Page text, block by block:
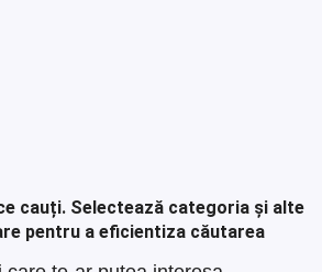
cauți. Selectează categoria și alte
pentru a eficientiza căutarea